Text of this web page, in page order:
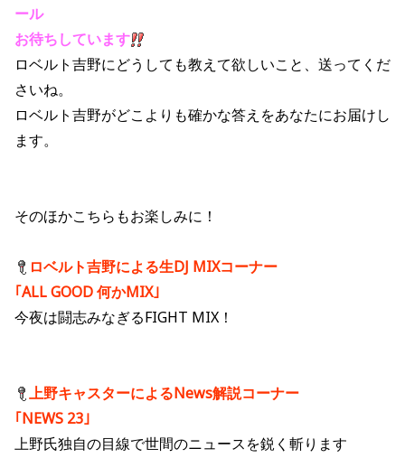
ール
お待ちしています
ロベルト吉野にどうしても教えて欲しいこと、送ってくだ
さいね。
ロベルト吉野がどこよりも確かな答えをあなたにお届けし
ます。
そのほかこちらもお楽しみに！
ロベルト吉野による生DJ MIXコーナー
｢ALL GOOD 何かMIX｣
今夜は闘志みなぎるFIGHT MIX！
上野キャスターによるNews解説コーナー
｢NEWS 23｣
上野氏独自の目線で世間のニュースを鋭く斬ります